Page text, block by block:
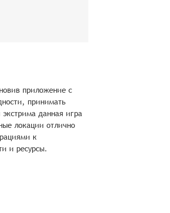
приложение с
принимать
данная игра
локации отлично
к
и ресурсы.